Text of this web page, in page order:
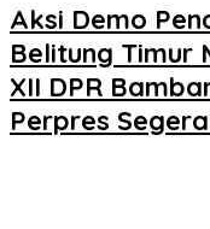
Aksi Demo
Belitung Timur
XII DPR
Perpres